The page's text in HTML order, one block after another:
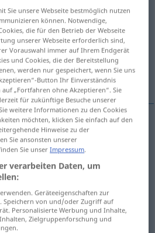
anklicken/antippen)
kleiner Deffekt
TECH
usterkaw tekście
Sie unsere Webseite bestmöglich nutzen
können. Notwendige,
die für den Betrieb der Webseite
unserer Webseite erforderlich sind,
Vorauswahl immer auf Ihrem Endgerät
und Cookies, die der Bereitstellung
werden nur gespeichert, wenn Sie uns
Button Ihr Einverständnis
auf „Fortfahren ohne Akzeptieren“. Sie
für zukünftige Besuche unserer
weitere Informationen zu den Cookies
möchten, klicken Sie einfach auf den
Hinweise zu der
Sie ansonsten unserer
Sie unserImpressum.
verarbeiten Daten, um
Geräteeigenschaften zur
von und/oder Zugriff auf
Personalisierte Werbung und Inhalte,
Zielgruppenforschung und